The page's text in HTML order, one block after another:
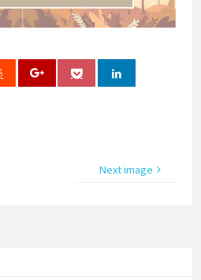
Next image